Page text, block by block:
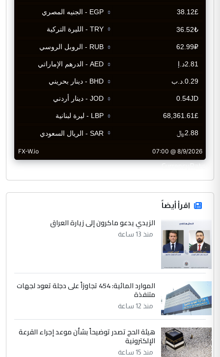
CurrencyRate
اقرأ أيضاً
الزيدي يدعو ماكرون إلى زيارة العراق
منذ 13 ساعة
الموارد المائية: 454 تجاوزاً على دجلة تعود لجهات
متنفذة
منذ 12 ساعة
هيئة الحج تصدر توضيحاً بشأن موعد إجراء القرعة
الإلكترونية
منذ 15 ساعة